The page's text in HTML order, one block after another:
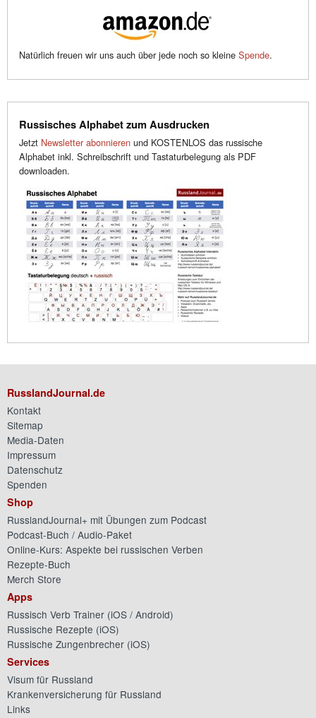
Natürlich freuen wir uns auch über jede noch so kleine Spende.
Russisches Alphabet zum Ausdrucken
Jetzt Newsletter abonnieren und KOSTENLOS das russische
Alphabet inkl. Schreibschrift und Tastaturbelegung als PDF
downloaden.
RusslandJournal.de
Kontakt
Sitemap
Media-Daten
Impressum
Datenschutz
Spenden
Shop
RusslandJournal+ mit Übungen zum Podcast
Podcast-Buch / Audio-Paket
Online-Kurs: Aspekte bei russischen Verben
Rezepte-Buch
Merch Store
Apps
Russisch Verb Trainer (iOS / Android)
Russische Rezepte (iOS)
Russische Zungenbrecher (iOS)
Services
Visum für Russland
Krankenversicherung für Russland
Links